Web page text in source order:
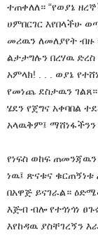
ተጠቀለለ። “የወያኔ
ሀምበርገር እየበላችሁ
መሪዉን ለመለያየት ብዙ
ልታታግሉን በረሃዉ
አምላክ! . . . ወያኔ
የመነጨ ደስታዉን
ሄደን የጀግና አቀባበል
አላዉቅም፤ ማሸነፋችንን
የነፍስ ወከፍ
ነዉ፤ ጽናቱና ቁርጠኝነቱ
በአዋጅ ይናገራል።
እጅብ ብሎ የተጎነጎነ
እየከዳዉ ያስቸገረኝን